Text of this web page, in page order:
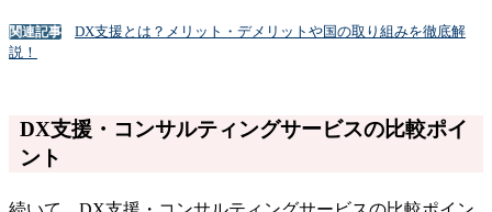
関連記事
DX支援とは？メリット・デメリットや国の取り組みを徹底解
説！
DX支援・コンサルティングサービスの比較ポイ
ント